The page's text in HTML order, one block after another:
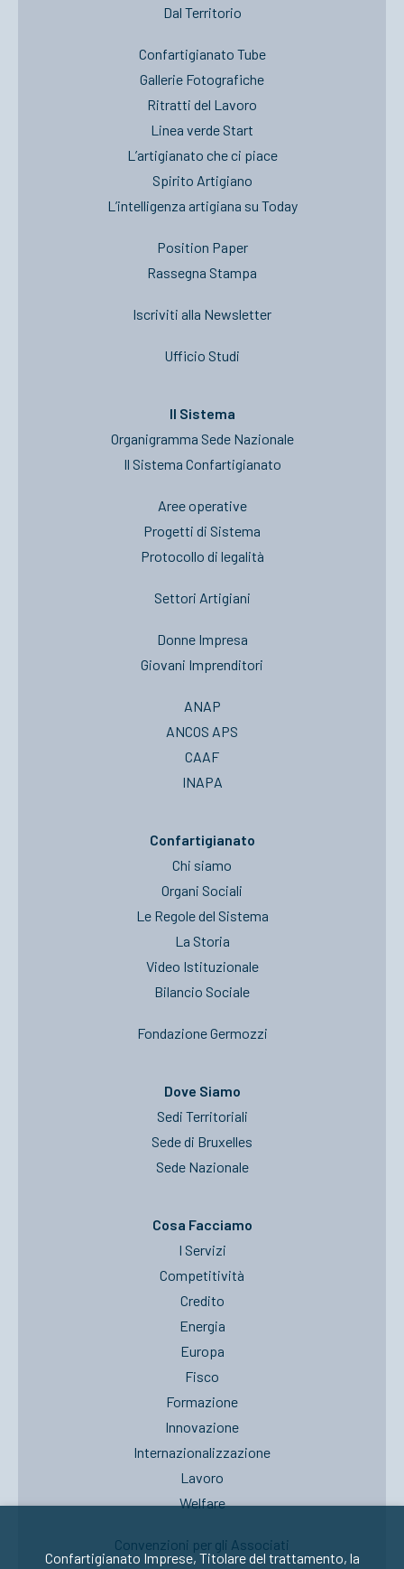
Dal Territorio
Confartigianato Tube
Gallerie Fotografiche
Ritratti del Lavoro
Linea verde Start
L’artigianato che ci piace
Spirito Artigiano
L’intelligenza artigiana su Today
Position Paper
Rassegna Stampa
Iscriviti alla Newsletter
Ufficio Studi
Il Sistema
Organigramma Sede Nazionale
Il Sistema Confartigianato
Aree operative
Progetti di Sistema
Protocollo di legalità
Settori Artigiani
Donne Impresa
Giovani Imprenditori
ANAP
ANCOS APS
CAAF
INAPA
Confartigianato
Chi siamo
Organi Sociali
Le Regole del Sistema
La Storia
Video Istituzionale
Bilancio Sociale
Fondazione Germozzi
Dove Siamo
Sedi Territoriali
Sede di Bruxelles
Sede Nazionale
Cosa Facciamo
I Servizi
Competitività
Credito
Energia
Europa
Fisco
Formazione
Innovazione
Internazionalizzazione
Lavoro
Welfare
Convenzioni per gli Associati
Confartigianato Imprese, Titolare del trattamento, la